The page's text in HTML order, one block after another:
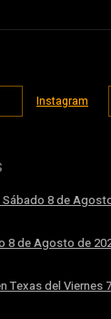
Instagram
8 de
8 de Agosto de
Texas del Viernes